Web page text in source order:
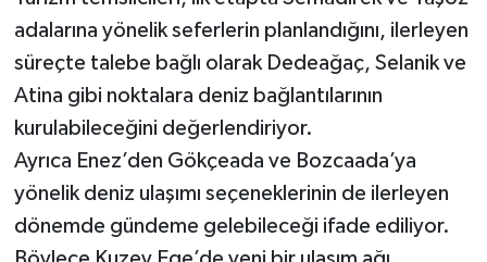
adalarına yönelik seferlerin planlandığını, ilerleyen
süreçte talebe bağlı olarak Dedeağaç, Selanik ve
Atina gibi noktalara deniz bağlantılarının
kurulabileceğini değerlendiriyor.
Ayrıca Enez’den Gökçeada ve Bozcaada’ya
yönelik deniz ulaşımı seçeneklerinin de ilerleyen
dönemde gündeme gelebileceği ifade ediliyor.